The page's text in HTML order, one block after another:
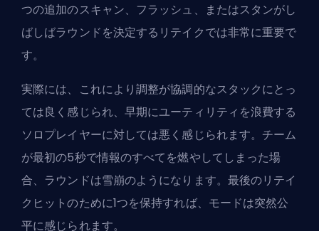
つの追加のスキャン、フラッシュ、またはスタンがし
ばしばラウンドを決定するリテイクでは非常に重要で
す。
実際には、これにより調整が協調的なスタックにとっ
ては良く感じられ、早期にユーティリティを浪費する
ソロプレイヤーに対しては悪く感じられます。チーム
が最初の5秒で情報のすべてを燃やしてしまった場
合、ラウンドは雪崩のようになります。最後のリテイ
クヒットのために1つを保持すれば、モードは突然公
平に感じられます。